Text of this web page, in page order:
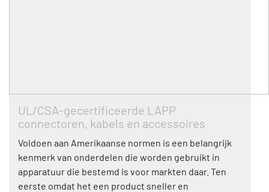
UL/CSA-gecertificeerde LAPP
connectoren, kabels en accessoires
Voldoen aan Amerikaanse normen is een belangrijk
kenmerk van onderdelen die worden gebruikt in
apparatuur die bestemd is voor markten daar. Ten
eerste omdat het een product sneller en